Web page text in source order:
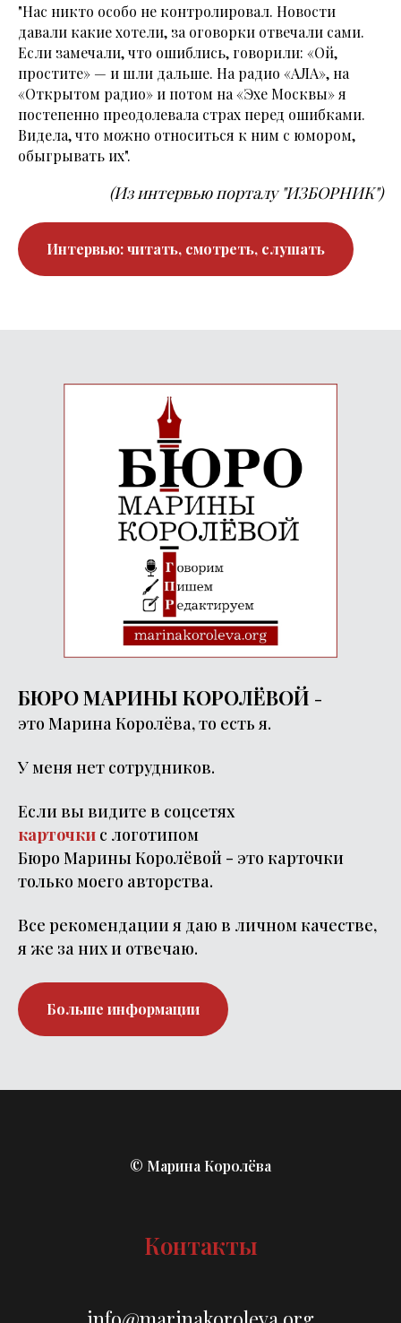
"Нас никто особо не контролировал. Новости
давали какие хотели, за оговорки отвечали сами.
Если замечали, что ошиблись, говорили: «Ой,
простите» — и шли дальше. На радио «АЛА», на
«Открытом радио» и потом на «Эхе Москвы» я
постепенно преодолевала страх перед ошибками.
Видела, что можно относиться к ним с юмором,
обыгрывать их".
(Из интервью порталу "ИЗБОРНИК")
Интервью: читать, смотреть, слушать
БЮРО МАРИНЫ КОРОЛЁВОЙ -
это Марина Королёва, то есть я.
У меня нет сотрудников.
Если вы видите в соцсетях
карточки с логотипом
Бюро Марины Королёвой - это карточки
только моего авторства.
Все рекомендации я даю в личном качестве,
я же за них и отвечаю.
Больше информации
© Марина Королёва
Контакты